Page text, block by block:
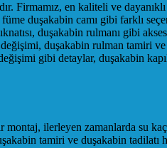
Firmamız, en kaliteli ve
duşakabin camı gibi farklı
duşakabin rulmanı gibi
duşakabin rulman tamiri
gibi detaylar, duşakabin
ilerleyen zamanlarda su
tamiri ve duşakabin